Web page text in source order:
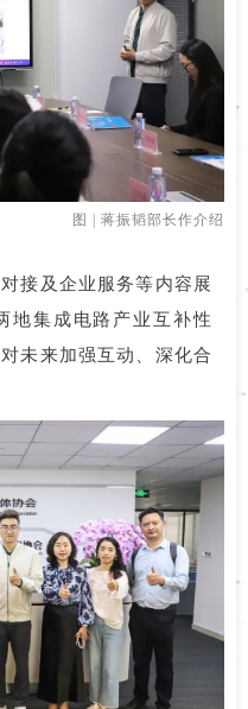
图 | 蒋振韬部长作介绍
接及企业服务等内容展
地集成电路产业互补性
未来加强互动、深化合